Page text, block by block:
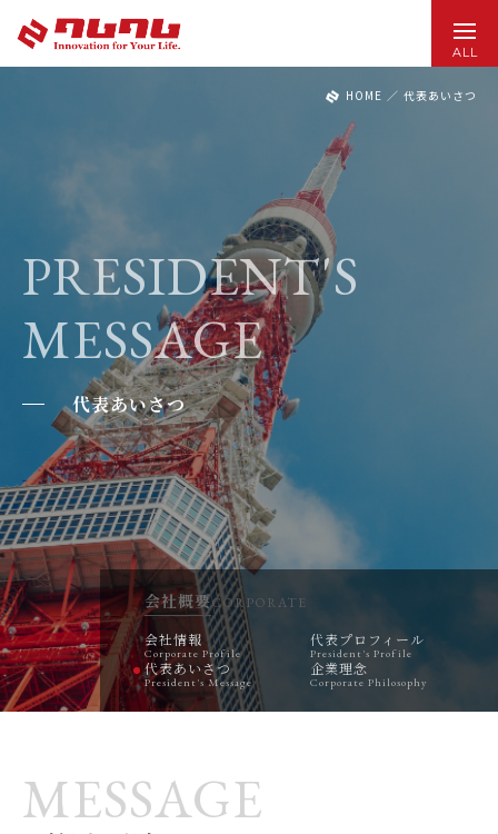
ALL
PRESIDENT'S
MESSAGE
代表あいさつ
HOME ／ 代表あいさつ
会社概要CORPORATE
会社情報
Corporate Profile
代表プロフィール
President's Profile
代表あいさつ
President's Message
企業理念
Corporate Philosophy
MESSAGE